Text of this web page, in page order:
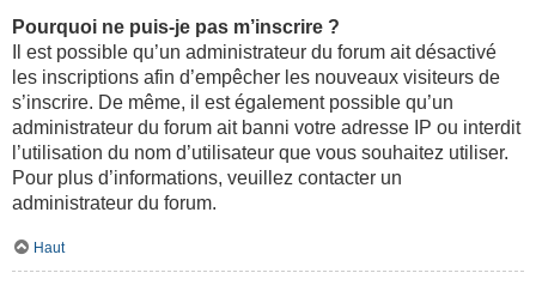
Pourquoi ne puis-je pas m’inscrire ?
Il est possible qu’un administrateur du forum ait désactivé
les inscriptions afin d’empêcher les nouveaux visiteurs de
s’inscrire. De même, il est également possible qu’un
administrateur du forum ait banni votre adresse IP ou interdit
l’utilisation du nom d’utilisateur que vous souhaitez utiliser.
Pour plus d’informations, veuillez contacter un
administrateur du forum.
Haut